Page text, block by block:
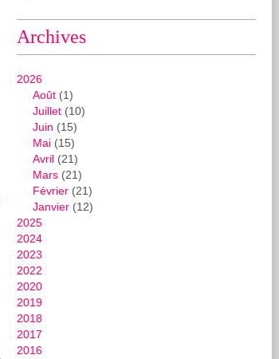
Archives
2026
Août (1)
Juillet (10)
Juin (15)
Mai (15)
Avril (21)
Mars (21)
Février (21)
Janvier (12)
2025
2024
2023
2022
2020
2019
2018
2017
2016